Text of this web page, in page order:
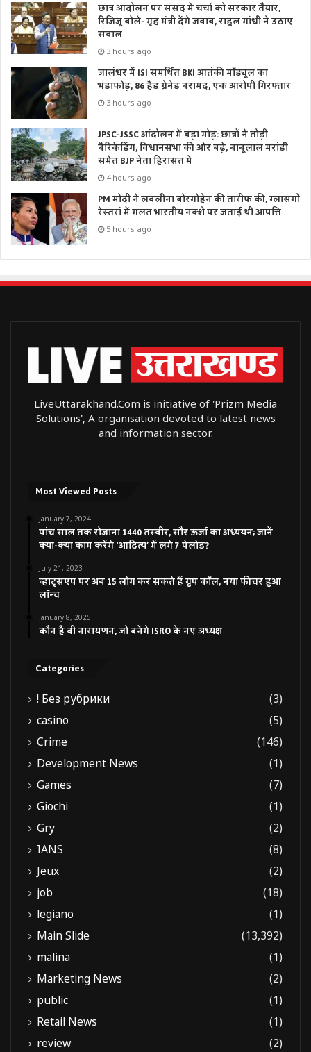
छात्र आंदोलन पर संसद में चर्चा को सरकार तैयार,
रिजिजू बोले- गृह मंत्री देंगे जवाब, राहुल गांधी ने उठाए
सवाल
3 hours ago
जालंधर में ISI समर्थित BKI आतंकी मॉड्यूल का
भंडाफोड़, 86 हैंड ग्रेनेड बरामद, एक आरोपी गिरफ्तार
3 hours ago
JPSC-JSSC आंदोलन में बड़ा मोड़: छात्रों ने तोड़ी
बैरिकेडिंग, विधानसभा की ओर बढ़े, बाबूलाल मरांडी
समेत BJP नेता हिरासत में
4 hours ago
PM मोदी ने लवलीना बोरगोहेन की तारीफ की, ग्लासगो
रेस्तरां में गलत भारतीय नक्शे पर जताई थी आपत्ति
5 hours ago
LiveUttarakhand.Com is initiative of 'Prizm Media
Solutions', A organisation devoted to latest news
and information sector.
Most Viewed Posts
January 7, 2024
पांच साल तक रोजाना 1440 तस्वीर, सौर ऊर्जा का अध्ययन; जानें
क्या-क्या काम करेंगे ‘आदित्य’ में लगे 7 पेलोड?
July 21, 2023
व्हाट्सएप पर अब 15 लोग कर सकते हैं ग्रुप कॉल, नया फीचर हुआ
लॉन्च
January 8, 2025
कौन हैं वी नारायणन, जो बनेंगे ISRO के नए अध्यक्ष
Categories
! Без рубрики
(3)
casino
(5)
Crime
(146)
Development News
(1)
Games
(7)
Giochi
(1)
Gry
(2)
IANS
(8)
Jeux
(2)
job
(18)
legiano
(1)
Main Slide
(13,392)
malina
(1)
Marketing News
(2)
public
(1)
Retail News
(1)
review
(2)